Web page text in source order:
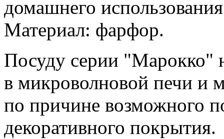
домашнего
Материал: фарфор.
Посуду серии "Марокко"
в микроволновой печи и
по причине возможного
декоративного покрытия.